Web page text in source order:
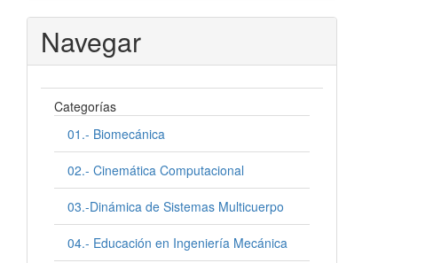
Navegar
Categorías
01.- Biomecánica
02.- Cinemática Computacional
03.-Dinámica de Sistemas Multicuerpo
04.- Educación en Ingeniería Mecánica